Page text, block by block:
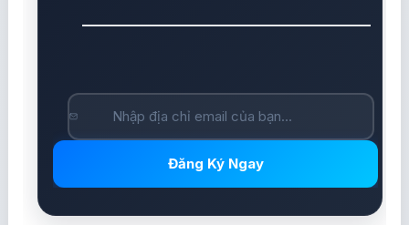
Đăng Ký Ngay